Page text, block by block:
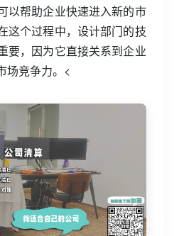
以帮助企业快速进入新的市
这个过程中，设计部门的技
要，因为它直接关系到企业
场竞争力。<